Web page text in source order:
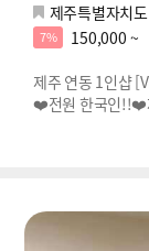
제주특별자치
7% 150,000 ~
제주 연동 1인샵
❤️전원 한국인!!❤️